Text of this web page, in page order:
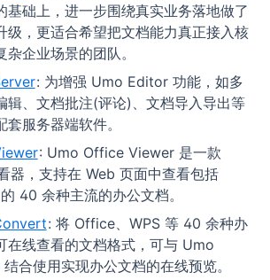
基础上，进一步围绕真实业务落地做了
级，更适合希望把文档能力真正接入核
企业场景的团队。
: 为增强 Umo Editor 功能，如多
辑、文档批注(评论)、文档导入导出等
服务器端软件。
: Umo Office Viewer 是一款
器，支持在 Web 页面中查看包括
40 余种主流的办公文档。
: 将 Office、WPS 等 40 余种办
在线查看的文档格式，可与 Umo
合使用实现办公文档的在线预览。